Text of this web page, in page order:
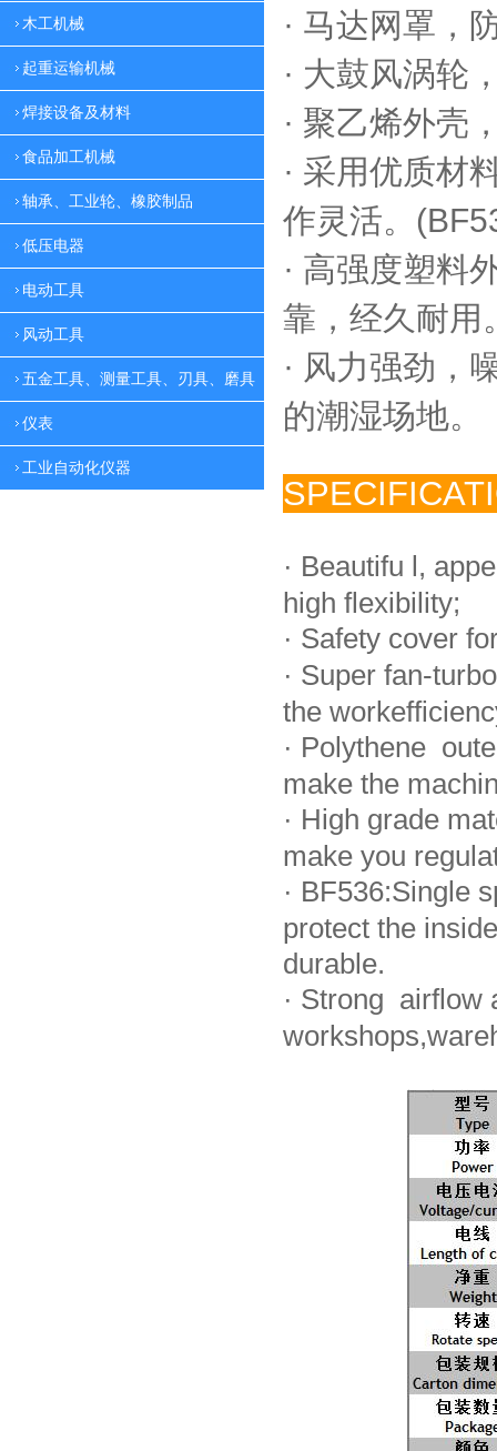
木工机械
起重运输机械
焊接设备及材料
食品加工机械
轴承、工业轮、橡胶制品
低压电器
电动工具
风动工具
五金工具、测量工具、刃具、磨具
仪表
工业自动化仪器
· 马达网罩，
· 大鼓风涡轮
· 聚乙烯外壳
· 采用优质材
作灵活。
· 高强度塑料
靠， 经久耐用
· 风力强劲，
的潮湿场地。
· Beautifu l,
high flexibility;
· Safety cover
· Super fan-
the
· Polythene
make the
· High grade
make you
· BF536:Single
protect the
durable.
· Strong airflow